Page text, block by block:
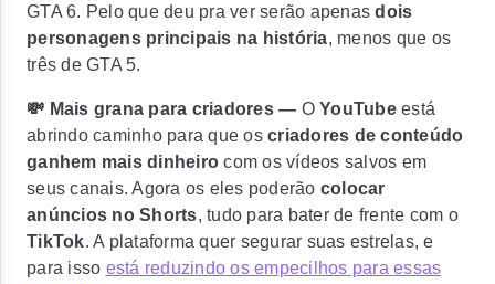
GTA 6. Pelo que deu pra ver serão apenasdois
personagens principais na história, menos que os
três de GTA 5.
💸 Mais grana para criadores — O YouTube está
abrindo caminho para que os criadores de conteúdo
ganhem mais dinheiro com os vídeos salvos em
seus canais. Agora os eles poderão colocar
anúncios no Shorts, tudo para bater de frente com o
TikTok. A plataforma quer segurar suas estrelas, e
para isso está reduzindo os empecilhos para essas